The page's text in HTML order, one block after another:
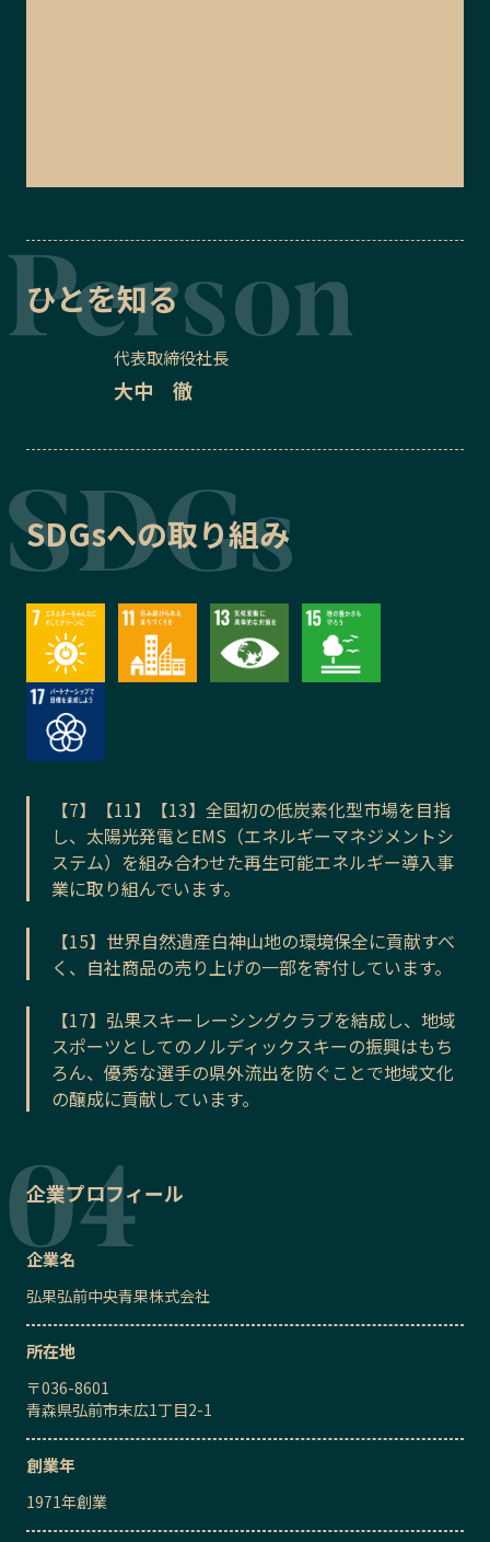
ひとを知る
代表取締役社長
大中 徹
SDGsへの取り組み
【7】【11】【13】全国初の低炭素化型市場を目指
し、太陽光発電とEMS（エネルギーマネジメントシ
ステム）を組み合わせた再生可能エネルギー導入事
業に取り組んでいます。
【15】世界自然遺産白神山地の環境保全に貢献すべ
く、自社商品の売り上げの一部を寄付しています。
【17】弘果スキーレーシングクラブを結成し、地域
スポーツとしてのノルディックスキーの振興はもち
ろん、優秀な選手の県外流出を防ぐことで地域文化
の醸成に貢献しています。
企業プロフィール
企業名
弘果弘前中央青果株式会社
所在地
〒036-8601
青森県弘前市末広1丁目2-1
創業年
1971年創業